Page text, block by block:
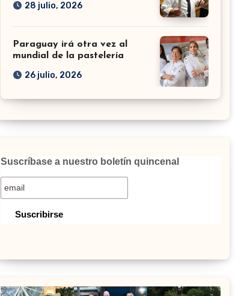
28 julio, 2026
Paraguay irá otra vez al
mundial de la pastelería
26 julio, 2026
Suscríbase a nuestro boletín quincenal